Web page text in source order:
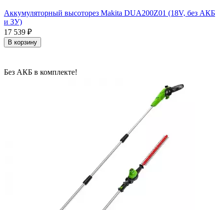
Аккумуляторный высоторез Makita DUA200Z01 (18V, без АКБ
и ЗУ)
17 539 ₽
В корзину
Без АКБ в комплекте!